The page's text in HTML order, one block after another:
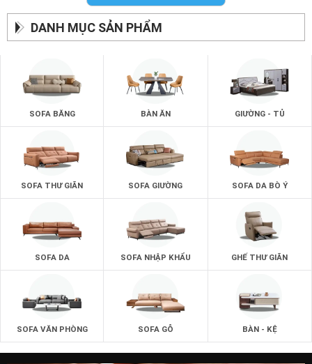
Một chiếc bàn thông minh không chỉ là vật dụng nội thất. Đó
còn là cách để bạn tạo nên những khoảnh khắc sum vầy đáng
nhớ.
zSofa – Bàn ăn tiện lợi, đẹp bền, giá tốt. Chọn là yêu.
Dùng là mê.
DANH MỤC SẢN PHẨM
SOFA BĂNG BÀN ĂN GIƯỜNG - TỦ
SOFA THƯ GIÃN SOFA GIƯỜNG SOFA DA BÒ Ý
SOFA DA SOFA NHẬP KHẨU GHẾ THƯ GIÃN
SOFA VĂN PHÒNG SOFA GỖ BÀN - KỆ